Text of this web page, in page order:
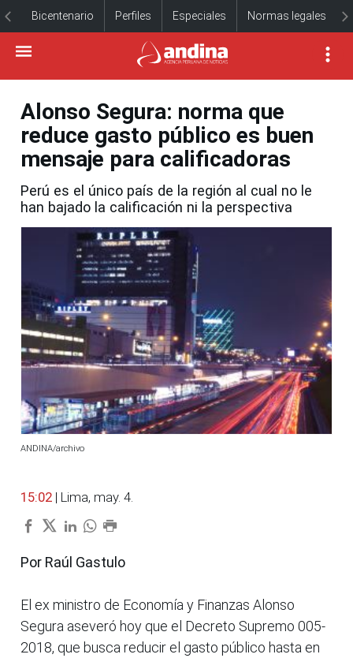
Bicentenario Perfiles Especiales Normas legales
Alonso Segura: norma que
reduce gasto público es buen
mensaje para calificadoras
Perú es el único país de la región al cual no le
han bajado la calificación ni la perspectiva
ANDINA/archivo
15:02 | Lima, may. 4.
Por Raúl Gastulo
El ex ministro de Economía y Finanzas Alonso
Segura aseveró hoy que el Decreto Supremo 005-
2018, que busca reducir el gasto público hasta en